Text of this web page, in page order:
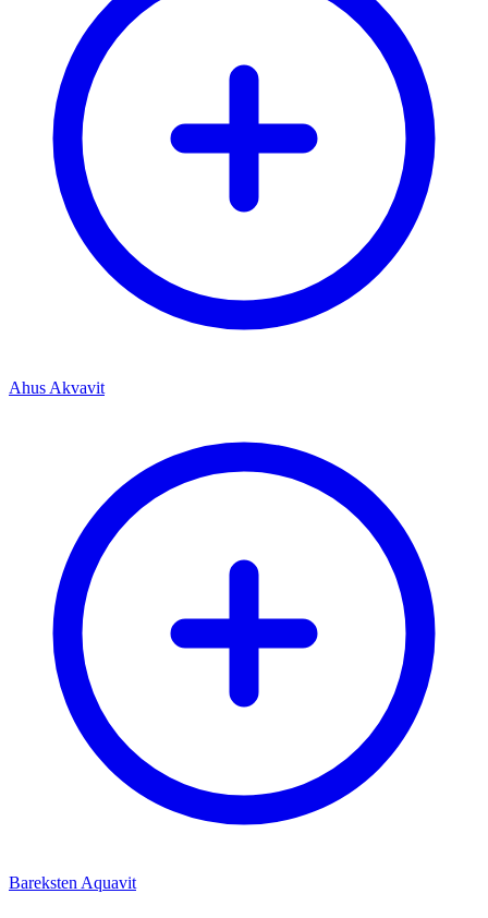
Ahus Akvavit
Bareksten Aquavit